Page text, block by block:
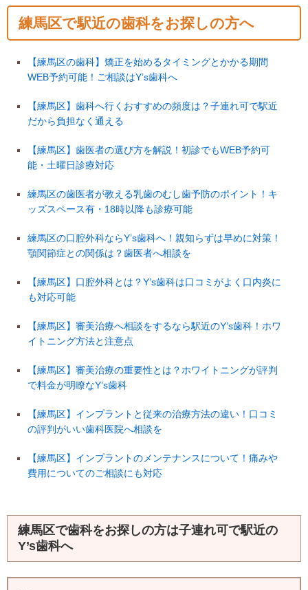
練馬区で駅近の歯科をお探しの方へ
【練馬区の歯科】矯正を始めるタイミングとかかる期間
WEB予約可能！ご相談はY’s歯科へ
【練馬区】歯科へ行くおすすめの頻度は？子連れ可で駅近
だから負担なく通える
【練馬区】歯医者の選び方を解説！初診でもWEB予約可
能・土曜日診療対応
練馬区の歯医者が教える乳歯のむし歯予防のポイント！キ
ッズスペース有・18時以降も診療可能
練馬区の口腔外科ならY’s歯科へ！親知らずは早めに対策！
顎関節症との関係は？歯医者へ相談を
【練馬区】口腔外科とは？Y’s歯科は口コミがよく口内炎に
も対応可能
【練馬区】審美治療へ相談をするなら駅近のY’s歯科！ホワ
イトニング方法と注意点
【練馬区】審美治療の重要性とは？ホワイトニングが評判
で料金が明瞭なY’s歯科
【練馬区】インプラントと従来の治療方法の違い！口コミ
の評判がいい歯科医院へ相談を
【練馬区】インプラントのメンテナンスについて！痛みや
費用についてのご相談にも対応
練馬区で歯科をお探しの方は子連れ可で駅近の
Y’s歯科へ